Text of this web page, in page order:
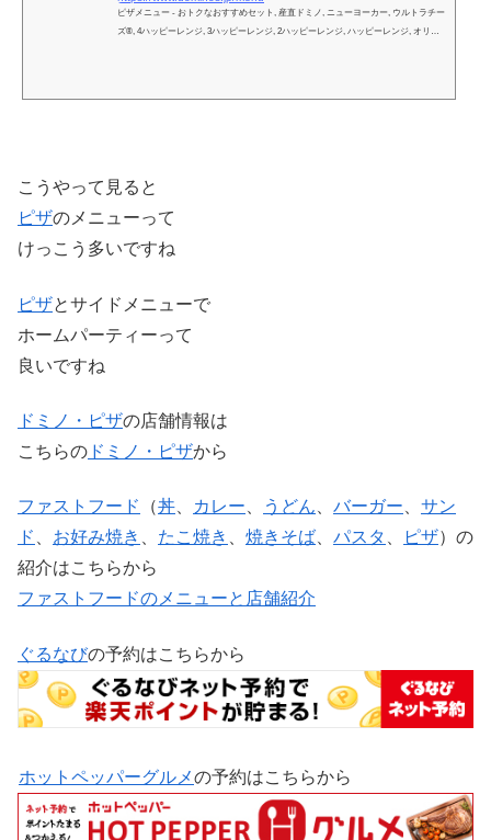
ピザメニュー - おトクなおすすめセット, 産直ドミノ, ニューヨーカー, ウルトラチー
ズ®, 4ハッピーレンジ, 3ハッピーレンジ, 2ハッピーレンジ, ハッピーレンジ, オリジ
こうやって見ると
ピザのメニューって
けっこう多いですね
ピザとサイドメニューで
ホームパーティーって
良いですね
ドミノ・ピザの店舗情報は
こちらの ドミノ・ピザから
ファストフード （丼 カレー うどん バーガー
サン
ド
お好み焼き たこ焼き 焼きそば パスタ ピザ）の
紹介はこちらから
ファストフードのメニューと店舗紹介
ぐるなびの予約はこちらから
ホットペッパーグルメの予約はこちらから